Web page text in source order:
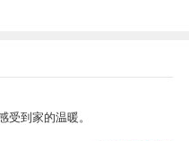
受到家的温暖。